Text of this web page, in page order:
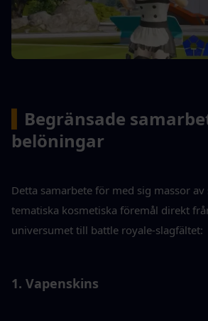
Begränsade
belöningar
Detta samarbete för med sig massor av
tematiska kosmetiska föremål direkt
universumet till battle royale-slagfältet:
1. Vapenskins